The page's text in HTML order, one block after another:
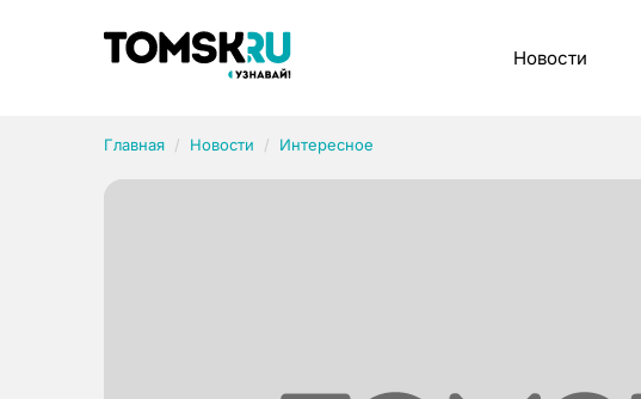
Новости
Главная Новости Интересное
Рубрики